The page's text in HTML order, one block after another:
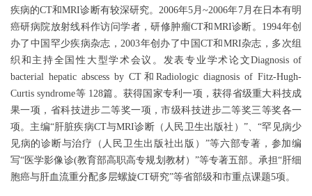
疾病的CT和MRI诊断有较深研究。2006年5月~2006年7月在日本有明
癌研病院放射线科作访问学者，研修肿瘤CT和MRI诊断。1994年创
办了中国罕少疾病杂志，2003年创办了中国CT和MRI杂志，多次组
织和主持全国性大型学术会议。发表专业学术论文Diagnosis of
bacterial hepatic abscess by CT和Radiologic diagnosis of Fitz-Hugh-
Curtis syndrome等 128篇。获得国家专利一项，获得省级重大科技成
果一项，省科技进步二等奖一项，市级科技进步二等奖三等奖各一
项。主编“肝脏疾病CT与MRI诊断（人民卫生出版社）”、“罕见病少
见病的诊断与治疗（人民卫生出版社出版）”等六部专著，参加编
写“医学影像诊(教育部高职高专规划教材）”等专著五部。承担“肝细
胞癌与肝血流重分配多层螺旋CT研究”等省部级和市重点课题5项。